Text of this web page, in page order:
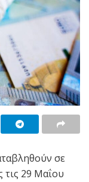
σε
τις 29 Μαΐου